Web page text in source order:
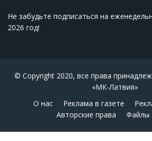
Не забудьте подписаться на
2026 год!
© Copyright 2020, все права
«МК-Латвия»
О нас
Реклама в газете
Авторские права
Файлы